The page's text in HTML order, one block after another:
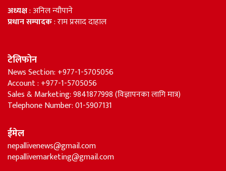
अध्यक्ष: अनिल न्यौपाने
प्रधान सम्पादक: राम प्रसाद दाहाल
टेलिफोन
News Section: +977-1-5705056
Account : +977-1-5705056
Sales & Marketing: 9841877998 (विज्ञापनका लागि मात्र)
Telephone Number: 01-5907131
ईमेल
nepallivenews@gmail.com
nepallivemarketing@gmail.com